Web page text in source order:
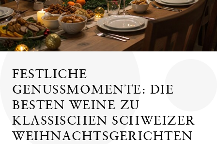
FESTLICHE
GENUSSMOMENTE: DIE
BESTEN WEINE ZU
KLASSISCHEN SCHWEIZER
WEIHNACHTSGERICHTEN